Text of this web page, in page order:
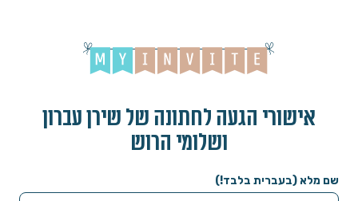
אישורי הגעה לחתונה של שירן עברון
ושלומי הרוש
שם מלא (בעברית בלבד!)